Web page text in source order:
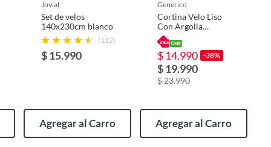
jovial
Set de velos
140x230cm blanco
(112)
$ 15.990
Agregar al Carro
generico
Cortina Velo Liso
Con Argolla
140x220 Cm
$ 14.990 -38%
$ 19.990
$ 23.990
Agregar al Carro